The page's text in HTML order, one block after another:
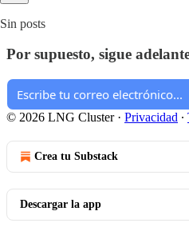
Sin posts
Por supuesto, sigue
© 2026 LNG Cluster· Privacidad ∙
Crea tu Substack
Descargar la app